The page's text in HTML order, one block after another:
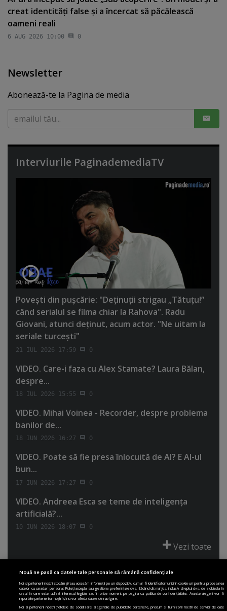
creat identităţi false şi a încercat să păcălească
oameni reali
6 AUG 2026 10:00 0
Newsletter
Abonează-te la Pagina de media
Interviurile PaginademediaTV
Poveşti din puşcărie: "Deţinuţii strigau „Tătuţu!”
când serialul se filma chiar la Rahova". Radu
Giovani, atunci deţinut, acum actor. "Ne uitam la
seriale turceşti"
21 IUL 2026 17:59 0
VIDEO. Care-i faza cu Alex Stamate? Laura Bălan,
despre...
18 IUL 2026 15:55 0
VIDEO. Mihai Voinea - Recorder, despre problema
banilor de...
18 IUN 2026 16:27 0
VIDEO. Poate să fie presa înlocuită de AI? E AI-ul
bun...
17 IUN 2026 17:27 0
VIDEO. Andreea Esca se teme de inteligenţa
artificială?...
10 IUN 2026 18:07 0
Vezi toate
PRIMA PAGINĂ
POLITICA DE COLECTARE ACORD COOKIE
POLITICA DE CONFIDENȚIALITATE
DESPRE SITE ECHIPA
Nouă ne pasă ca datele tale personale să rămână confidențiale
Noi și partenerii noștri stocăm și/sau accesăm informații pe un dispozitiv, cum ar fi identificatori unici în cookie-uri pentru procesarea
datelor cu caracter personal. Puteți accepta sau gestiona preferințele dvs. făcând clic mai jos, inclusiv dreptul dvs. de a obiecta în
cazul în care este utilizat interesul legitim sau în orice moment pe pagina cu politica de confidențialitate. Aceste alegeri vor fi
raportate partenerilor noștri și nu vor afecta datele de navigare.
Noi si partenerii nostri (retelele de socializare si agentiile de publicitate partenere, precum si furnizorii nostri de servicii de date